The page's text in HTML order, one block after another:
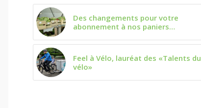
Des changements pour votre
abonnement à nos paniers…
Feel à Vélo, lauréat des «Talents du
vélo»